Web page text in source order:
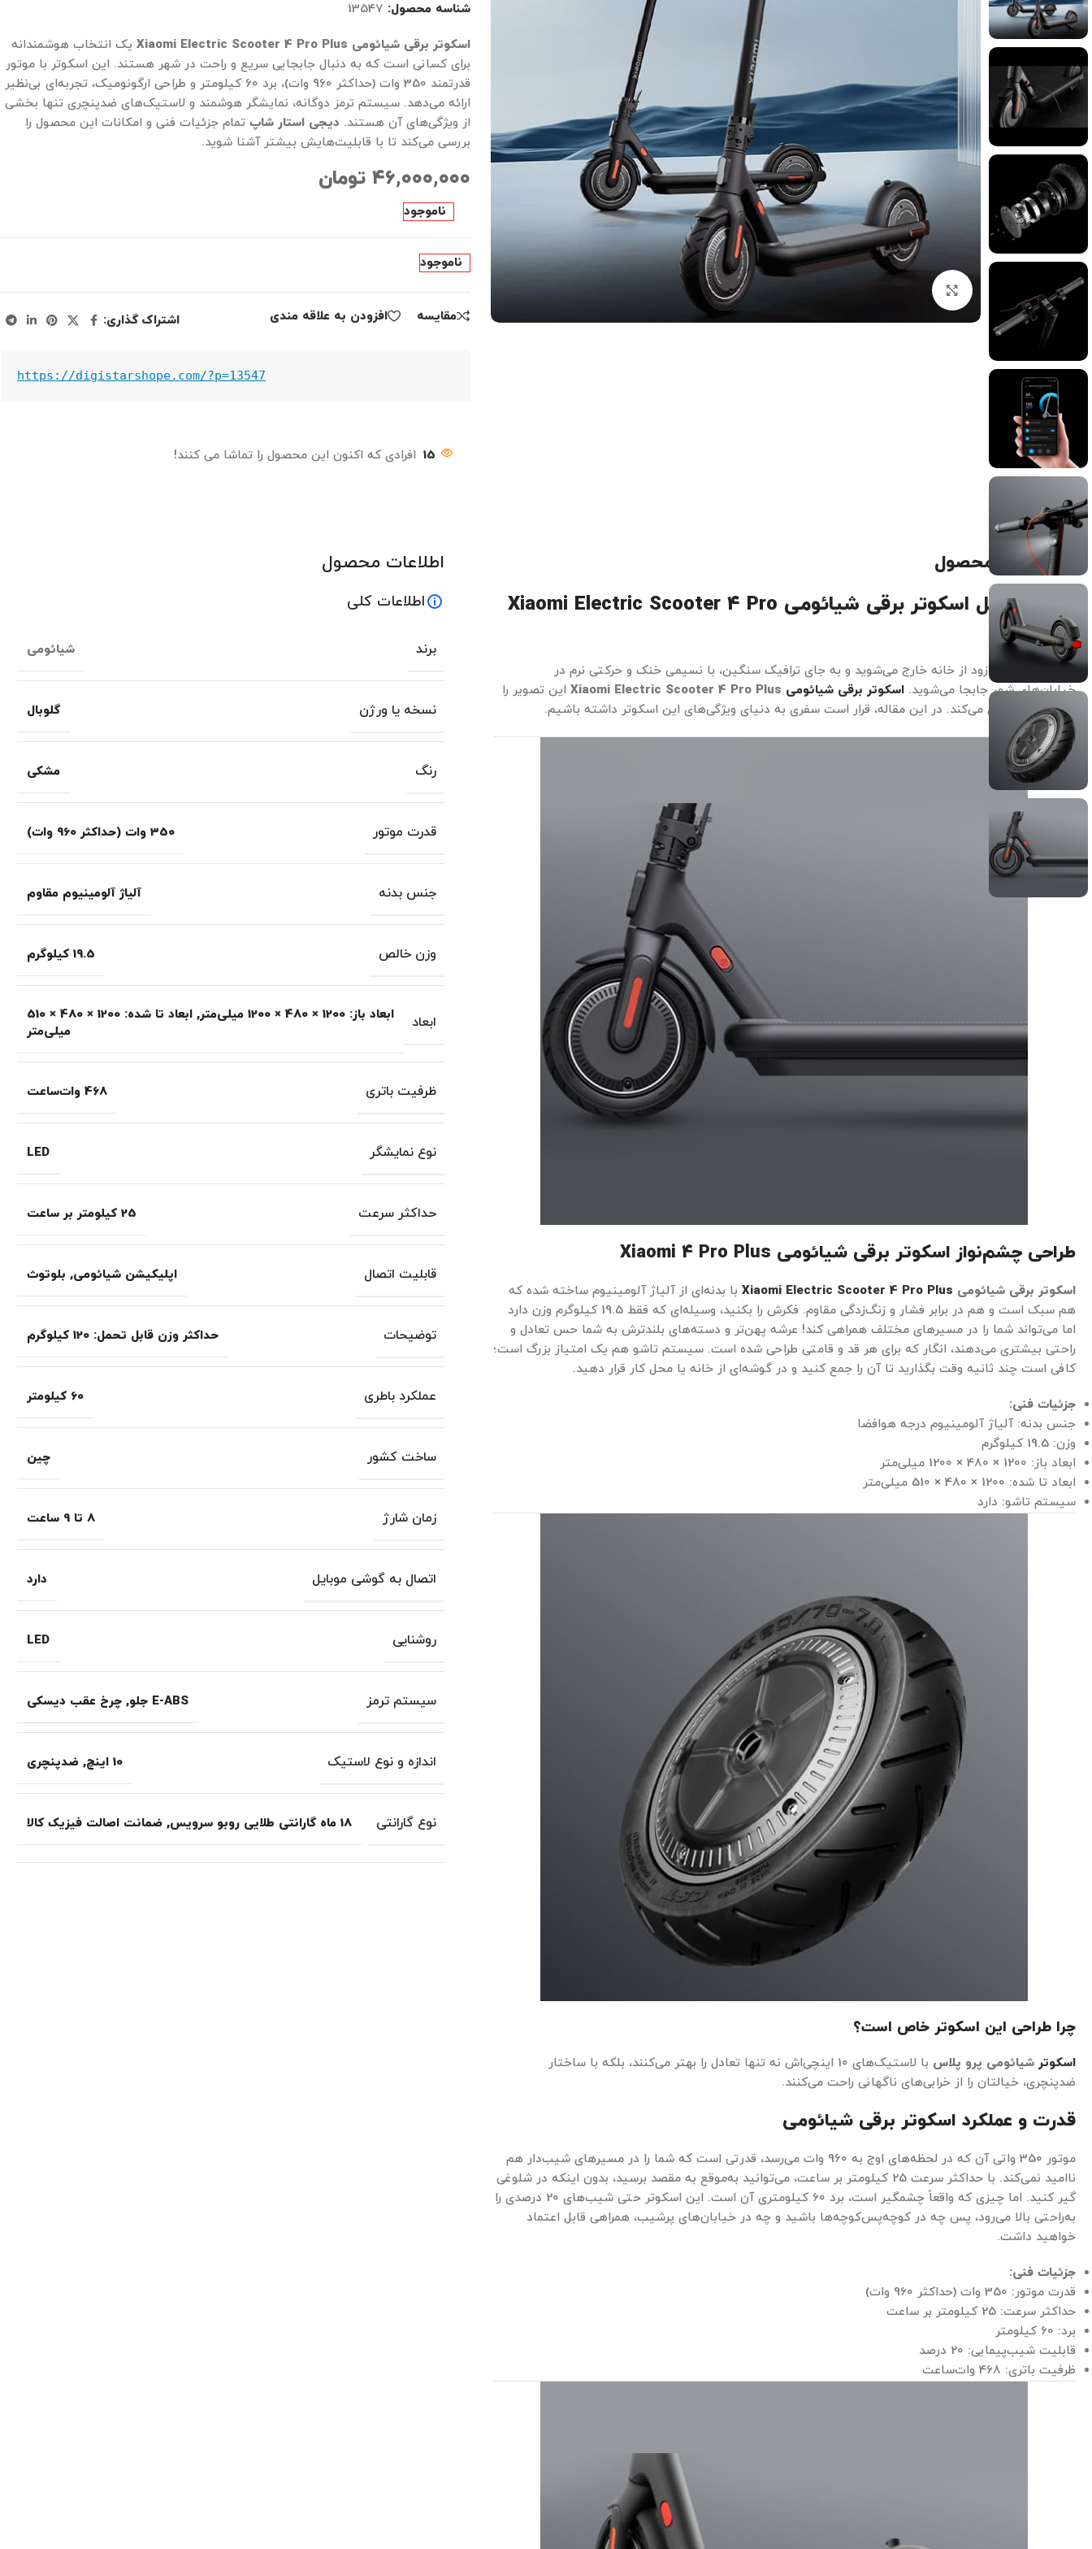
شناسه محصول: 13547
اسکوتر برقی شیائومی Xiaomi Electric Scooter 4 Pro Plus یک انتخاب هوشمندانه
برای کسانی است که به دنبال جابجایی سریع و راحت در شهر هستند. این اسکوتر با موتور
قدرتمند 350 وات (حداکثر 960 وات)، برد 60 کیلومتر و طراحی ارگونومیک، تجربه‌ای بی‌نظیر
ارائه می‌دهد. سیستم ترمز دوگانه، نمایشگر هوشمند و لاستیک‌های ضدپنچری تنها بخشی
از ویژگی‌های آن هستند. دیجی استار شاپ تمام جزئیات فنی و امکانات این محصول را
بررسی می‌کند تا با قابلیت‌هایش بیشتر آشنا شوید.
۴۶,۰۰۰,۰۰۰ تومان
ناموجود
ناموجود
مقايسه افزودن به علاقه مندی اشتراک گذاری:
https://digistarshope.com/?p=13547
15 افرادی که اکنون این محصول را تماشا می کنند!
توضیحات محصول
معرفی کامل اسکوتر برقی شیائومی Xiaomi Electric Scooter 4 Pro
Plus
تصور کنید صبح زود از خانه خارج می‌شوید و به جای ترافیک سنگین، با نسیمی خنک و حرکتی نرم در
خیابان‌های شهر جابجا می‌شوید. اسکوتر برقی شیائومی Xiaomi Electric Scooter 4 Pro Plus این تصویر را
به واقعیت تبدیل می‌کند. در این مقاله، قرار است سفری به دنیای ویژگی‌های این اسکوتر داشته باشیم.
طراحی چشم‌نواز اسکوتر برقی شیائومی Xiaomi 4 Pro Plus
اسکوتر برقی شیائومی Xiaomi Electric Scooter 4 Pro Plus با بدنه‌ای از آلیاژ آلومینیوم ساخته شده که
هم سبک است و هم در برابر فشار و زنگ‌زدگی مقاوم. فکرش را بکنید، وسیله‌ای که فقط 19.5 کیلوگرم وزن دارد
اما می‌تواند شما را در مسیرهای مختلف همراهی کند! عرشه پهن‌تر و دسته‌های بلندترش به شما حس تعادل و
راحتی بیشتری می‌دهند، انگار که برای هر قد و قامتی طراحی شده است. سیستم تاشو هم یک امتیاز بزرگ است؛
کافی است چند ثانیه وقت بگذارید تا آن را جمع کنید و در گوشه‌ای از خانه یا محل کار قرار دهید.
جزئیات فنی:
جنس بدنه: آلیاژ آلومینیوم درجه هوافضا
وزن: 19.5 کیلوگرم
ابعاد باز: 1200 × 480 × 1200 میلی‌متر
ابعاد تا شده: 1200 × 480 × 510 میلی‌متر
سیستم تاشو: دارد
چرا طراحی این اسکوتر خاص است؟
اسکوتر شیائومی پرو پلاس
با لاستیک‌های 10 اینچی‌اش نه تنها تعادل را بهتر می‌کنند، بلکه با ساختار
ضدپنچری، خیالتان را از خرابی‌های ناگهانی راحت می‌کنند.
قدرت و عملکرد اسکوتر برقی شیائومی
موتور 350 واتی آن که در لحظه‌های اوج به 960 وات می‌رسد، قدرتی است که شما را در مسیرهای شیب‌دار هم
ناامید نمی‌کند. با حداکثر سرعت 25 کیلومتر بر ساعت، می‌توانید به‌موقع به مقصد برسید، بدون اینکه در شلوغی
گیر کنید. اما چیزی که واقعاً چشمگیر است، برد 60 کیلومتری آن است. این اسکوتر حتی شیب‌های 20 درصدی را
به‌راحتی بالا می‌رود، پس چه در کوچه‌پس‌کوچه‌ها باشید و چه در خیابان‌های پرشیب، همراهی قابل اعتماد
خواهید داشت.
جزئیات فنی:
قدرت موتور: 350 وات (حداکثر 960 وات)
حداکثر سرعت: 25 کیلومتر بر ساعت
برد: 60 کیلومتر
قابلیت شیب‌پیمایی: 20 درصد
ظرفیت باتری: 468 وات‌ساعت
اطلاعات محصول
اطلاعات کلی
برند شیائومی
نسخه یا ورژن گلوبال
رنگ مشکی
قدرت موتور 350 وات (حداکثر 960 وات)
جنس بدنه آلیاژ آلومینیوم مقاوم
وزن خالص 19.5 کیلوگرم
ابعاد ابعاد باز: 1200 × 480 × 1200 میلی‌متر ,
ابعاد تا شده: 1200 × 480 × 510
میلی‌متر
ظرفیت باتری 468 وات‌ساعت
نوع نمایشگر LED
حداکثر سرعت 25 کیلومتر بر ساعت
قابلیت اتصال اپلیکیشن شیائومی, بلوتوث
توضیحات حداکثر وزن قابل تحمل: 120 کیلوگرم
عملکرد باطری 60 کیلومتر
ساخت کشور چین
زمان شارژ 8 تا 9 ساعت
اتصال به گوشی موبایل دارد
روشنایی LED
سیستم ترمز E-ABS جلو ,چرخ عقب دیسکی
اندازه و نوع لاستیک 10 اینچ ,ضدپنچری
نوع گارانتی 18 ماه گارانتی طلایی روبو سرویس ,ضمانت اصالت فیزیک کالا